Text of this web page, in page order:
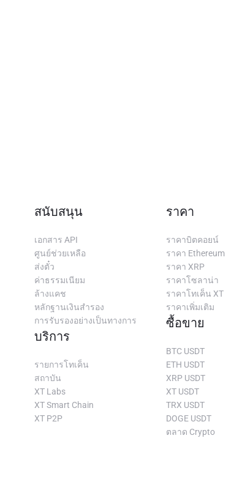
สนับสนุน
เอกสาร API
ศูนย์ช่วยเหลือ
ส่งตั๋ว
ค่าธรรมเนียม
ล้างแคช
หลักฐานเงินสำรอง
การรับรองอย่างเป็นทางการ
บริการ
รายการโทเค็น
สถาบัน
XT Labs
XT Smart Chain
XT P2P
ราคา
ราคาบิตคอยน์
ราคา Ethereum
ราคา XRP
ราคาโซลาน่า
ราคาโทเค็น XT
ราคาเพิ่มเติม
ซื้อขาย
BTC USDT
ETH USDT
XRP USDT
XT USDT
TRX USDT
DOGE USDT
ตลาด Crypto